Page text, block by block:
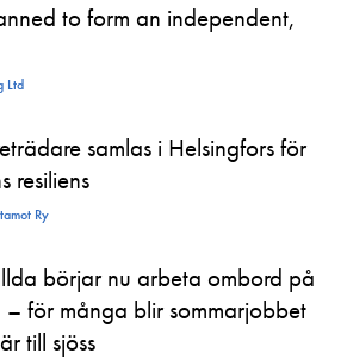
to form an independent,
Ltd
samlas i Helsingfors för
resiliens
Ry
börjar nu arbeta ombord på
för många blir sommarjobbet
till sjöss